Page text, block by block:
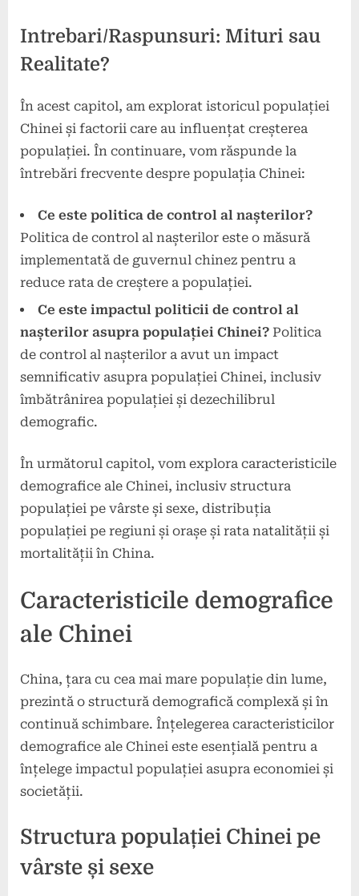
Intrebari/Raspunsuri: Mituri sau
Realitate?
În acest capitol, am explorat istoricul populației
Chinei și factorii care au influențat creșterea
populației. În continuare, vom răspunde la
întrebări frecvente despre populația Chinei:
Ce este politica de control al nașterilor?
Politica de control al nașterilor este o măsură
implementată de guvernul chinez pentru a
reduce rata de creștere a populației.
Ce este impactul politicii de control al
nașterilor asupra populației Chinei? Politica
de control al nașterilor a avut un impact
semnificativ asupra populației Chinei, inclusiv
îmbătrânirea populației și dezechilibrul
demografic.
În următorul capitol, vom explora caracteristicile
demografice ale Chinei, inclusiv structura
populației pe vârste și sexe, distribuția
populației pe regiuni și orașe și rata natalității și
mortalității în China.
Caracteristicile demografice
ale Chinei
China, țara cu cea mai mare populație din lume,
prezintă o structură demografică complexă și în
continuă schimbare. Înțelegerea caracteristicilor
demografice ale Chinei este esențială pentru a
înțelege impactul populației asupra economiei și
societății.
Structura populației Chinei pe
vârste și sexe